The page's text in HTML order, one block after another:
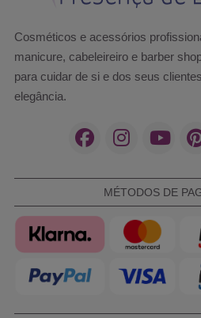
Cosméticos e acessórios
manicure, cabeleireiro e barber
para cuidar de si e dos seus
elegância.
MÉTODOS DE